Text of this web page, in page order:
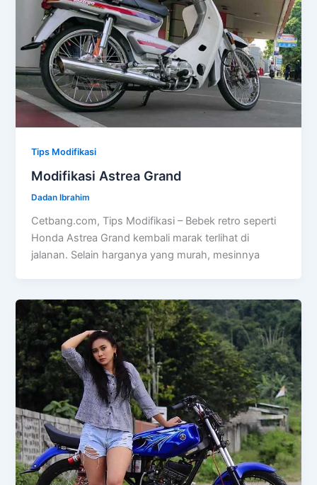
Tips Modifikasi
Modifikasi Astrea Grand
Dadan Ibrahim
Cetbang.com, Tips Modifikasi – Bebek retro seperti
Honda Astrea Grand kembali marak terlihat di
jalanan. Selain harganya yang murah, mesinnya